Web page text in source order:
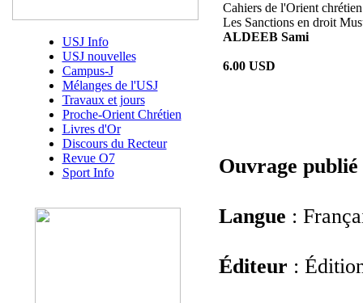
USJ Info
USJ nouvelles
Campus-J
Mélanges de l'USJ
Travaux et jours
Proche-Orient Chrétien
Livres d'Or
Discours du Recteur
Revue O7
Sport Info
Cahiers de l'Orient
Les Sanctions en droit
ALDEEB Sami
6.00 USD
Ouvrage publié
Langue :
Éditeur :